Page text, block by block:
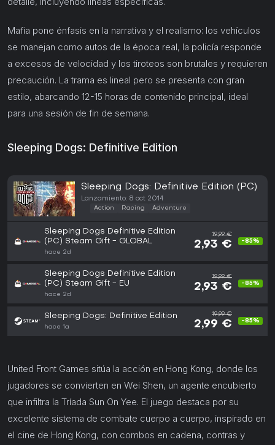
Mafia pone énfasis en la narrativa y el realismo: los vehículos
se manejan como autos de la época real, la policía responde
a excesos de velocidad y los tiroteos son brutales y requieren
precaución. La trama es lineal pero se presenta con gran
estilo, abarcando 12-15 horas de contenido principal, ideal
para una sesión de fin de semana.
Sleeping Dogs: Definitive Edition
Sleeping Dogs: Definitive Edition (PC)
Lanzamiento: 8 oct 2014
Action Racing Adventure
Sleeping Dogs Definitive Edition
(PC) Steam Gift - GLOBAL
hace 2d
19,99 €
2,93 € -85%
Sleeping Dogs Definitive Edition
(PC) Steam Gift - EU
hace 2d
19,99 €
2,93 € -85%
Sleeping Dogs: Definitive Edition
hace 1a
19,99 €
2,99 € -85%
United Front Games sitúa la acción en Hong Kong, donde los
jugadores se convierten en Wei Shen, un agente encubierto
que infiltra la Tríada Sun On Yee. El juego destaca por su
excelente sistema de combate cuerpo a cuerpo, inspirado en
el cine de Hong Kong, con combos en cadena, contras y